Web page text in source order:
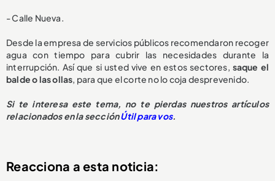
- Calle Nueva.
Desde la empresa de servicios públicos recomendaron recoger
agua con tiempo para cubrir las necesidades durante la
interrupción. Así que si usted vive en estos sectores, saque el
balde o las ollas, para que el corte no lo coja desprevenido.
Si te interesa este tema, no te pierdas nuestros artículos
relacionados en la secciónÚtil para vos.
Reacciona a esta noticia: